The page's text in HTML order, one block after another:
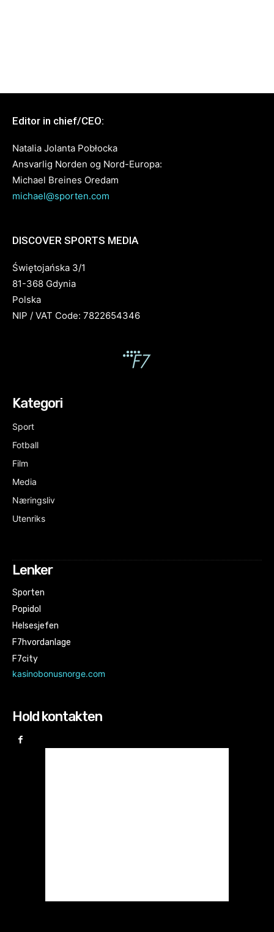
Editor in chief/CEO:
Natalia Jolanta Pobłocka
Ansvarlig Norden og Nord-Europa:
Michael Breines Oredam
michael@sporten.com
DISCOVER SPORTS MEDIA
Świętojańska 3/1
81-368 Gdynia
Polska
NIP / VAT Code: 7822654346
Kategori
Sport
Fotball
Film
Media
Næringsliv
Utenriks
Lenker
Sporten
Popidol
Helsesjefen
F7hvordanlage
F7city
kasinobonusnorge.com
Hold kontakten